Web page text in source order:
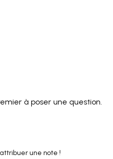
à poser une question.
une note !